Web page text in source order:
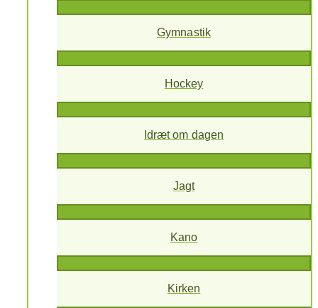
Gymnastik
Hockey
Idræt om dagen
Jagt
Kano
Kirken